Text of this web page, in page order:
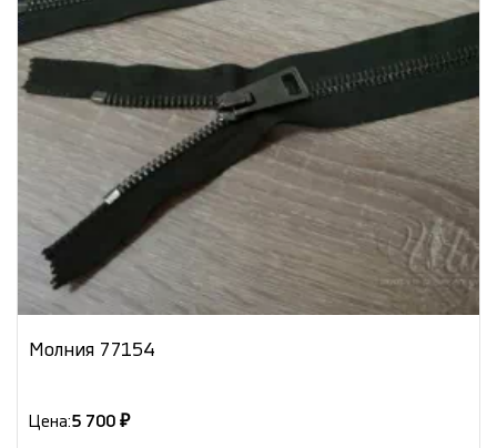
Молния 77154
Цена:5 700 ₽